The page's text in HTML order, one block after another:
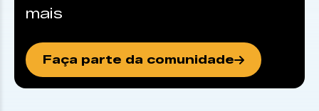
mais
Faça parte da comunidade